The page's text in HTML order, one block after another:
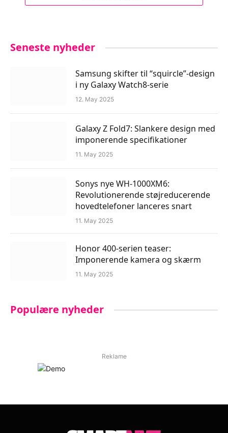
Seneste nyheder
Samsung skifter til “squircle”-design
i ny Galaxy Watch8-serie
12. May 2025
Galaxy Z Fold7: Slankere design med
imponerende specifikationer
11. May 2025
Sonys nye WH-1000XM6:
Revolutionerende støjreducerende
hovedtelefoner lanceres snart
11. May 2025
Honor 400-serien teaser:
Imponerende kamera og skærm
11. May 2025
Populære nyheder
Reklame